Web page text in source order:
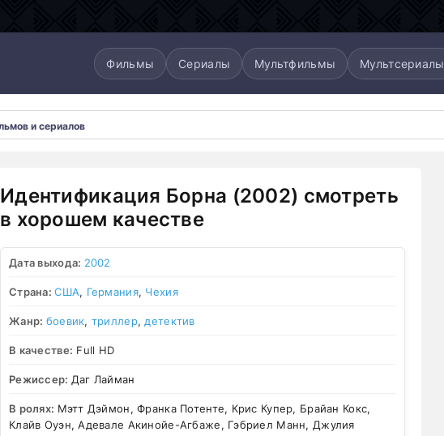
Фильмы Сериалы Мультфильмы Мультсериалы
Идентификация Борна (2002) смотреть
в хорошем качестве
Дата выхода: 2002
Страна:США, Германия, Чехия
Жанр: боевик, триллер, детектив
В качестве: Full HD
Режиссер: Даг Лайман
В ролях: Мэтт Дэймон, Франка Потенте, Крис Купер, Брайан Кокс,
Клайв Оуэн, Адевале Акинойе-Агбаже, Гэбриел Манн, Джулия